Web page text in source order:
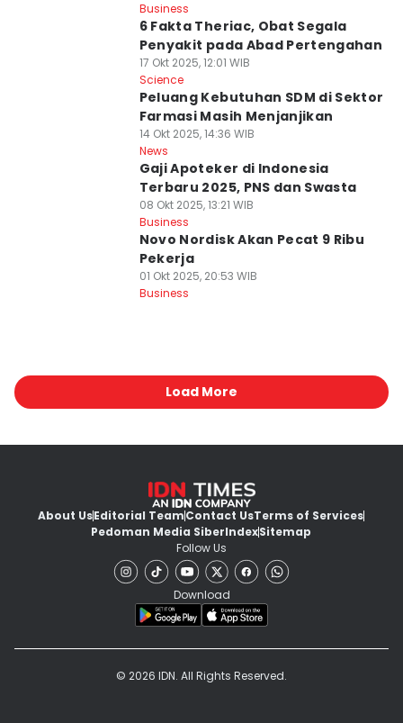
Business
6 Fakta Theriac, Obat Segala
Penyakit pada Abad Pertengahan
17 Okt 2025, 12:01 WIB
Science
Peluang Kebutuhan SDM di Sektor
Farmasi Masih Menjanjikan
14 Okt 2025, 14:36 WIB
News
Gaji Apoteker di Indonesia
Terbaru 2025, PNS dan Swasta
08 Okt 2025, 13:21 WIB
Business
Novo Nordisk Akan Pecat 9 Ribu
Pekerja
01 Okt 2025, 20:53 WIB
Business
Load More
About UsEditorial TeamContact UsTerms of Services
Pedoman Media SiberIndexSitemap
Follow Us
Download
© 2026 IDN. All Rights Reserved.